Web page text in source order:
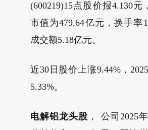
(600219)15点股价报4.130元
市值为479.64亿元，换手率
成交额5.18亿元。
近30日股价上涨9.44%，
5.33%。
电解铝龙头股 ， 公司2025